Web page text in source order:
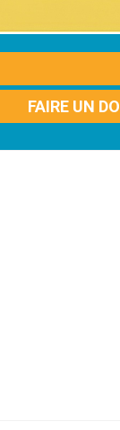
FAIRE UN